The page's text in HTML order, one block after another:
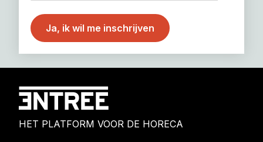
HET PLATFORM VOOR DE HORECA